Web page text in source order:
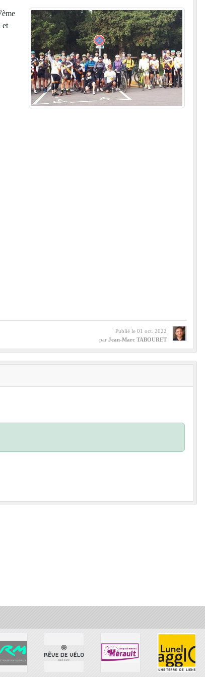
et
Publié le 01 oct. 2022
par Jean-Marc TABOURET